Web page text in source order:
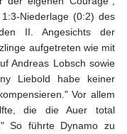
Niederlage (0:2) des
II. Angesichts der
aufgetreten wie mit
Andreas Lobsch sowie
Liebold habe keiner
Vor allem
die die Auer total
So führte Dynamo zu